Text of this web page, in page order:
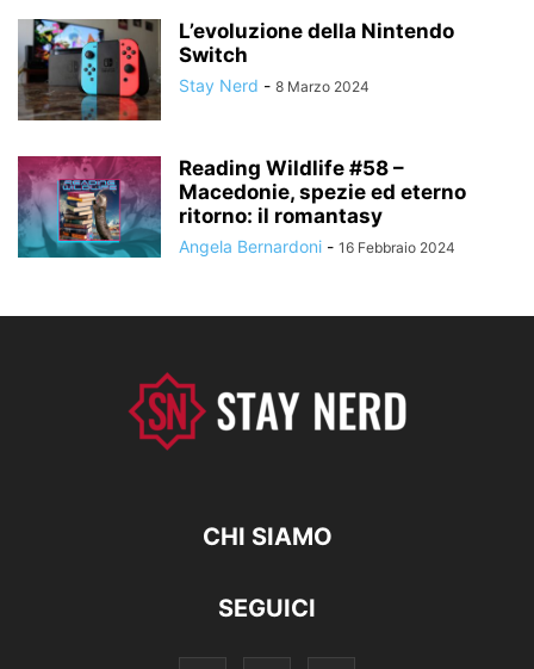
L’evoluzione della Nintendo
Switch
Stay Nerd - 8 Marzo 2024
Reading Wildlife #58 –
Macedonie, spezie ed eterno
ritorno: il romantasy
Angela Bernardoni - 16 Febbraio 2024
CHI SIAMO
SEGUICI